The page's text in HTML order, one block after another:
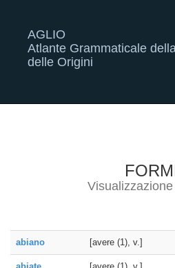
AGLIO
Atlante Grammaticale
delle Origini
abiano [avere (1), v.]